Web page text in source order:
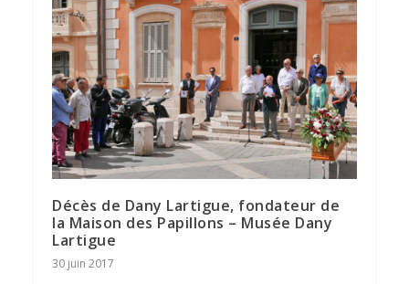
Décès de Dany Lartigue, fondateur de
la Maison des Papillons – Musée Dany
Lartigue
30 juin 2017